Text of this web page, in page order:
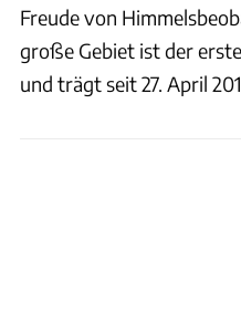
Freude von
große Gebiet ist der
und trägt seit 27. April